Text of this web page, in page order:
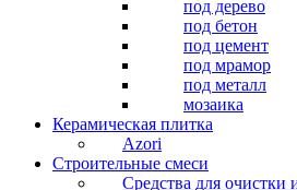
под дерево
под бетон
под цемент
под мрамор
под металл
мозаика
Керамическая плитка
Azori
Строительные смеси
Средства для очистки